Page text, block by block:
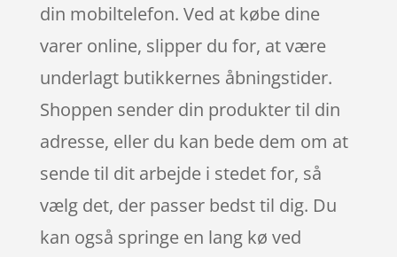
din mobiltelefon. Ved at købe dine
varer online, slipper du for, at være
underlagt butikkernes åbningstider.
Shoppen sender din produkter til din
adresse, eller du kan bede dem om at
sende til dit arbejde i stedet for, så
vælg det, der passer bedst til dig. Du
kan også springe en lang kø ved